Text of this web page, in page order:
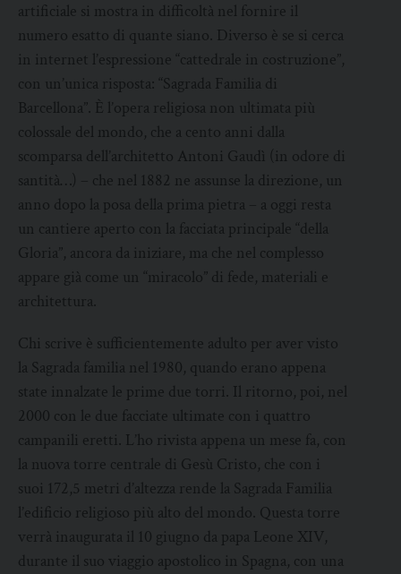
artificiale si mostra in difficoltà nel fornire il
numero esatto di quante siano. Diverso è se si cerca
in internet l’espressione “cattedrale in costruzione”,
con un’unica risposta: “Sagrada Familia di
Barcellona”. È l’opera religiosa non ultimata più
colossale del mondo, che a cento anni dalla
scomparsa dell’architetto Antoni Gaudì (in odore di
santità…) – che nel 1882 ne assunse la direzione, un
anno dopo la posa della prima pietra – a oggi resta
un cantiere aperto con la facciata principale “della
Gloria”, ancora da iniziare, ma che nel complesso
appare già come un “miracolo” di fede, materiali e
architettura.
Chi scrive è sufficientemente adulto per aver visto
la Sagrada familia nel 1980, quando erano appena
state innalzate le prime due torri. Il ritorno, poi, nel
2000 con le due facciate ultimate con i quattro
campanili eretti. L’ho rivista appena un mese fa, con
la nuova torre centrale di Gesù Cristo, che con i
suoi 172,5 metri d’altezza rende la Sagrada Familia
l’edificio religioso più alto del mondo. Questa torre
verrà inaugurata il 10 giugno da papa Leone XIV,
durante il suo viaggio apostolico in Spagna, con una